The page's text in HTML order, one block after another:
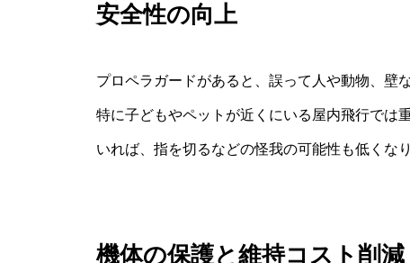
安全性の向上
プロペラガードがあると、誤って人や動物、壁
特に子どもやペットが近くにいる屋内飛行では
いれば、指を切るなどの怪我の可能性も低くなり
機体の保護と維持コスト削減